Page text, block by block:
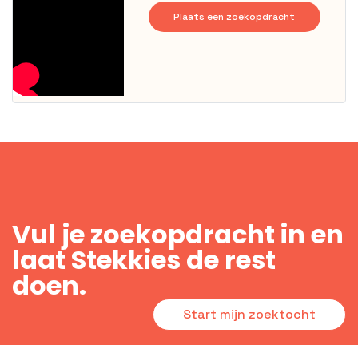
Plaats een zoekopdracht
Vul je zoekopdracht in en
laat Stekkies de rest
doen.
Start mijn zoektocht